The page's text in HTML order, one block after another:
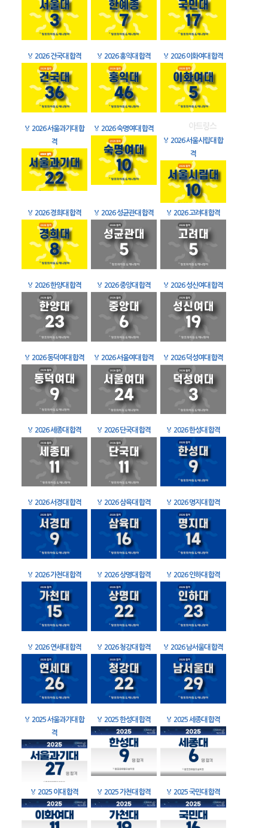
🏅 2026 건국대 합격 🏅 2026 홍익대 합격 🏅 2026 이화여대 합격
🏅 2026 서울과기대 합
격
🏅 2026 숙명여대 합격
🏅 2026 서울시립대 합
격
🏅 2026 경희대 합격 🏅 2026 성균관대 합격 🏅 2026 고려대 합격
🏅 2026 한양대 합격 🏅 2026 중앙대 합격 🏅 2026 성신여대 합격
🏅 2026 동덕여대 합격 🏅 2026 서울여대 합격 🏅 2026 덕성여대 합격
🏅 2026 세종대 합격 🏅 2026 단국대 합격 🏅 2026 한성대 합격
🏅 2026 서경대 합격 🏅 2026 삼육대 합격 🏅 2026 명지대 합격
🏅 2026 가천대 합격 🏅 2026 상명대 합격 🏅 2026 인하대 합격
🏅 2026 연세대 합격 🏅 2026 청강대 합격 🏅 2026 남서울대 합격
🏅 2025 서울과기대 합
격
🏅 2025 한성대 합격 🏅 2025 세종대 합격
🏅 2025 이대 합격 🏅 2025 가천대 합격 🏅 2025 국민대 합격